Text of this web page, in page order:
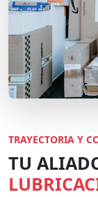
TRAYECTORIA Y
TU